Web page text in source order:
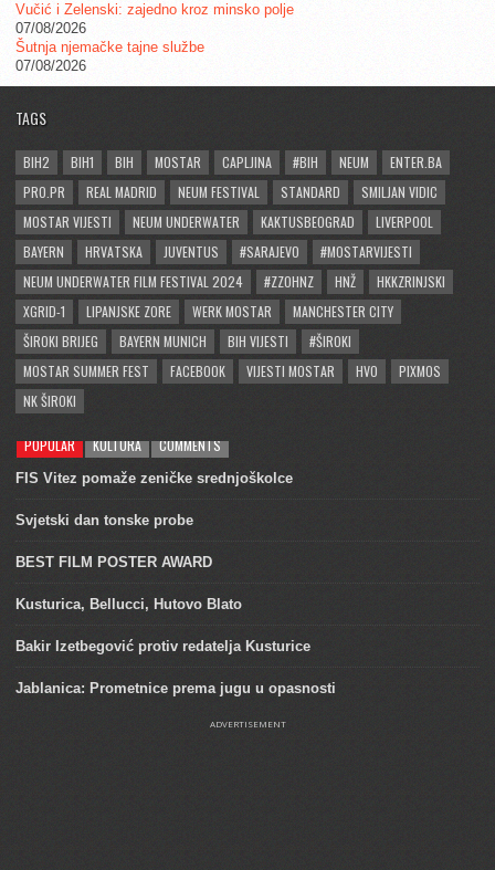
Vučić i Zelenski: zajedno kroz minsko polje
07/08/2026
Šutnja njemačke tajne službe
07/08/2026
TAGS
BIH2 BIH1 BIH MOSTAR CAPLJINA #BIH NEUM
ENTER.BA
PRO.PR
REAL MADRID NEUM FESTIVAL STANDARD
SMILJAN VIDIC
MOSTAR VIJESTI
NEUM UNDERWATER KAKTUSBEOGRAD
LIVERPOOL
BAYERN
HRVATSKA JUVENTUS #SARAJEVO
#MOSTARVIJESTI
NEUM UNDERWATER FILM FESTIVAL 2024
#ZZOHNZ HNŽ
HKKZRINJSKI
XGRID-1
LIPANJSKE ZORE WERK MOSTAR
MANCHESTER CITY
ŠIROKI BRIJEG
BAYERN MUNICH BIH VIJESTI
#ŠIROKI
MOSTAR SUMMER FEST
FACEBOOK VIJESTI MOSTAR HVO
PIXMOS
NK ŠIROKI
POPULAR KULTURA COMMENTS
FIS Vitez pomaže zeničke srednjoškolce
Svjetski dan tonske probe
BEST FILM POSTER AWARD
Kusturica, Bellucci, Hutovo Blato
Bakir Izetbegović protiv redatelja Kusturice
Jablanica: Prometnice prema jugu u opasnosti
ADVERTISEMENT